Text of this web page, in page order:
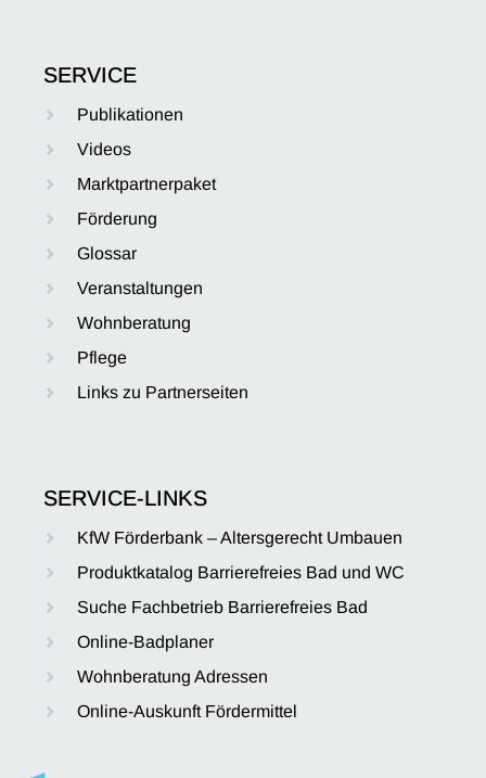
SERVICE
Publikationen
Videos
Marktpartnerpaket
Förderung
Glossar
Veranstaltungen
Wohnberatung
Pflege
Links zu Partnerseiten
SERVICE-LINKS
KfW Förderbank – Altersgerecht Umbauen
Produktkatalog Barrierefreies Bad und WC
Suche Fachbetrieb Barrierefreies Bad
Online-Badplaner
Wohnberatung Adressen
Online-Auskunft Fördermittel